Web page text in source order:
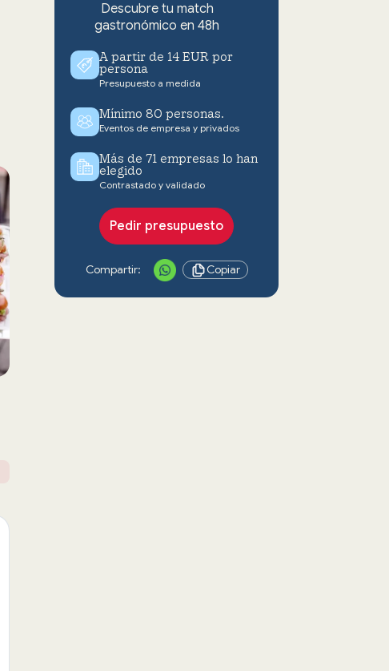
Descubre tu match
gastronómico en 48h
A partir de 14 EUR por
persona
Presupuesto a medida
Mínimo 80 personas.
Eventos de empresa y privados
Más de 71 empresas lo han
elegido
Contrastado y validado
Pedir presupuesto
Compartir: Copiar